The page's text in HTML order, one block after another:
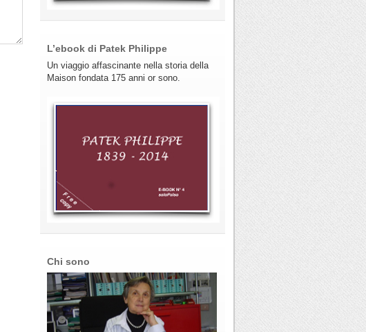
L’ebook di Patek Philippe
Un viaggio affascinante nella storia della
Maison fondata 175 anni or sono.
Chi sono